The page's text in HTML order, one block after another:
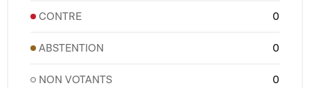
CONTRE 0
ABSTENTION 0
NON VOTANTS 0